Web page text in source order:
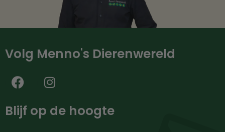
Volg Menno's Dierenwereld
Blijf op de hoogte